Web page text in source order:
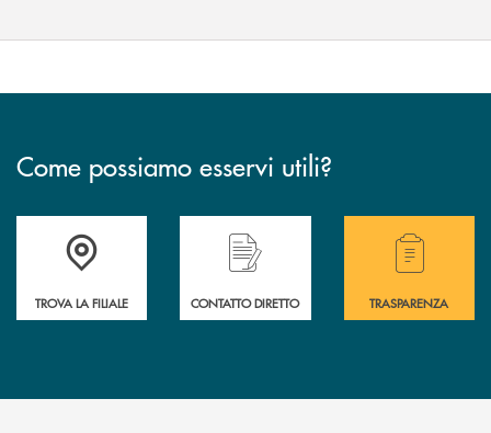
Come possiamo esservi utili?
Accedi all' elenco completo delle filiali .
TROVA LA FILIALE CONTATTO DIRETTO
Hai bisogno di
TRASPARENZA